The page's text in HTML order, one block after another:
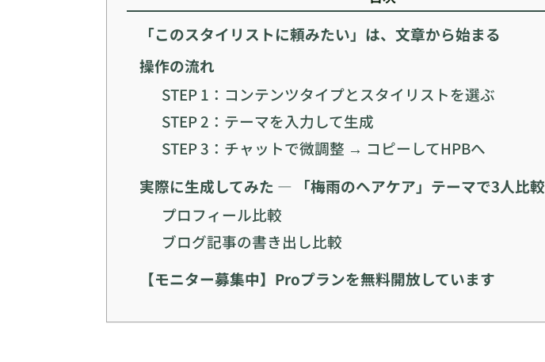
「このスタイリストに頼みたい」は、文章から始まる
操作の流れ
STEP 1：コンテンツタイプとスタイリストを選ぶ
STEP 2：テーマを入力して生成
STEP 3：チャットで微調整 → コピーしてHPBへ
実際に生成してみた — 「梅雨のヘアケア」テーマで3人比較
プロフィール比較
ブログ記事の書き出し比較
【モニター募集中】Proプランを無料開放しています